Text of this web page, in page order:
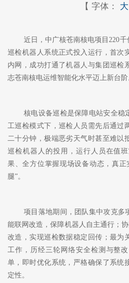
【 字体： 大
近日，中广核苍南核电项目220
巡检机器人系统正式投入运行，首次
内网，成功打通了机器人与集团巡检
志苍南核电运维智能化水平迈上新台阶
核电设备巡检是保障电站安全稳
工巡检模式下，巡检人员需先后通过
二十分钟，极端恶劣天气时甚至难以
巡检机器人的投用，运行人员在值
果、全方位掌握现场设备动态，真正
腿”。
项目落地期间，团队集中攻克多
能联网改造，保障机器人自主通行；
改造，实现巡检数据稳定回传；最为
工作，历经三轮网络安全检测与整
单，即时优化系统，严格确保了系统
定性。